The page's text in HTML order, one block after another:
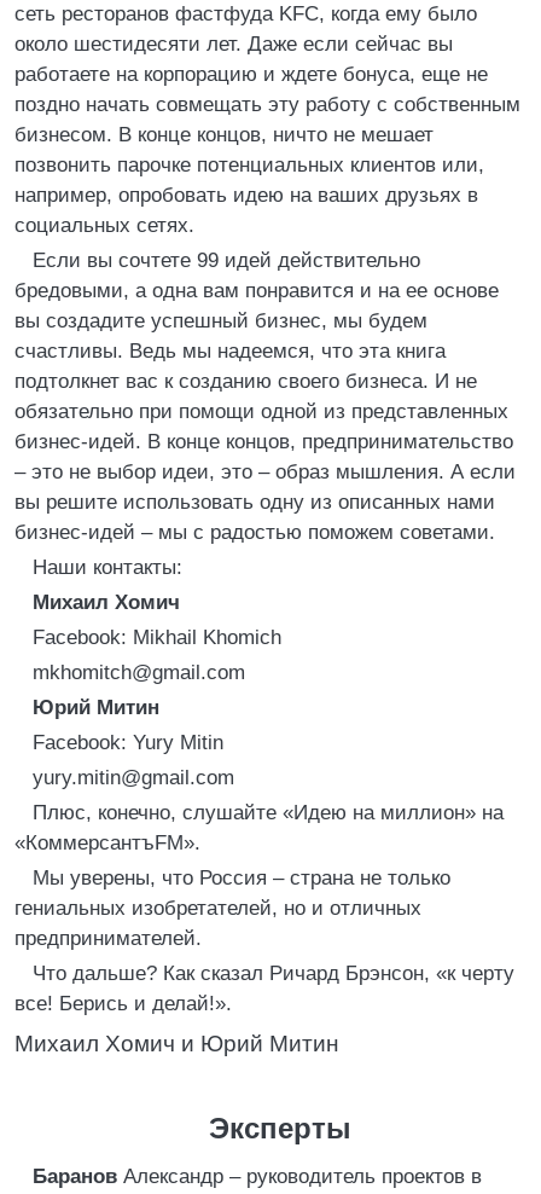
сеть ресторанов фастфуда KFC, когда ему было
около шестидесяти лет. Даже если сейчас вы
работаете на корпорацию и ждете бонуса, еще не
поздно начать совмещать эту работу с собственным
бизнесом. В конце концов, ничто не мешает
позвонить парочке потенциальных клиентов или,
например, опробовать идею на ваших друзьях в
социальных сетях.
Если вы сочтете 99 идей действительно
бредовыми, а одна вам понравится и на ее основе
вы создадите успешный бизнес, мы будем
счастливы. Ведь мы надеемся, что эта книга
подтолкнет вас к созданию своего бизнеса. И не
обязательно при помощи одной из представленных
бизнес-идей. В конце концов, предпринимательство
– это не выбор идеи, это – образ мышления. А если
вы решите использовать одну из описанных нами
бизнес-идей – мы с радостью поможем советами.
Наши контакты:
Михаил Хомич
Facebook: Mikhail Khomich
mkhomitch@gmail.com
Юрий Митин
Facebook: Yury Mitin
yury.mitin@gmail.com
Плюс, конечно, слушайте «Идею на миллион» на
«КоммерсантъFM».
Мы уверены, что Россия – страна не только
гениальных изобретателей, но и отличных
предпринимателей.
Что дальше? Как сказал Ричард Брэнсон, «к черту
все! Берись и делай!».
Михаил Хомич и Юрий Митин
Эксперты
Баранов Александр – руководитель проектов в